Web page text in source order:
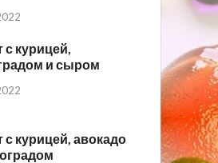
с курицей,
и сыром
с курицей, авокадо